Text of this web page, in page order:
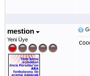
mestion
Yeni Üye